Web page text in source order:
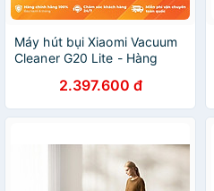
Máy hút bụi Xiaomi Vacuum
Cleaner G20 Lite - Hàng
2.397.600 đ